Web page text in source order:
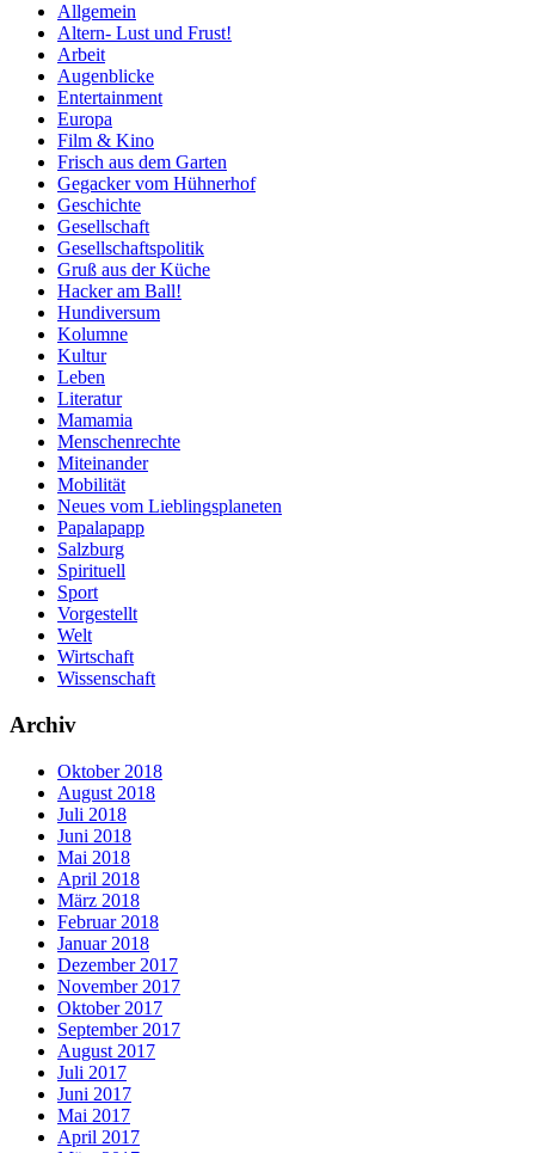
Allgemein
Altern- Lust und Frust!
Arbeit
Augenblicke
Entertainment
Europa
Film & Kino
Frisch aus dem Garten
Gegacker vom Hühnerhof
Geschichte
Gesellschaft
Gesellschaftspolitik
Gruß aus der Küche
Hacker am Ball!
Hundiversum
Kolumne
Kultur
Leben
Literatur
Mamamia
Menschenrechte
Miteinander
Mobilität
Neues vom Lieblingsplaneten
Papalapapp
Salzburg
Spirituell
Sport
Vorgestellt
Welt
Wirtschaft
Wissenschaft
Archiv
Oktober 2018
August 2018
Juli 2018
Juni 2018
Mai 2018
April 2018
März 2018
Februar 2018
Januar 2018
Dezember 2017
November 2017
Oktober 2017
September 2017
August 2017
Juli 2017
Juni 2017
Mai 2017
April 2017